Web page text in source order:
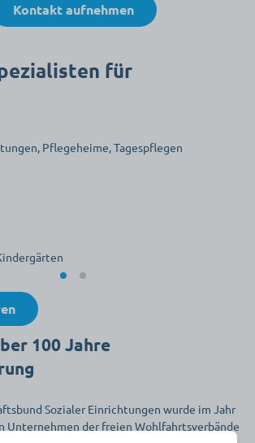
Kontakt aufnehmen
für
Pflegeheime, Tagespflegen
100 Jahre
Sozialer Einrichtungen wurde im Jahr
Unternehmen der freien Wohlfahrts­verbände